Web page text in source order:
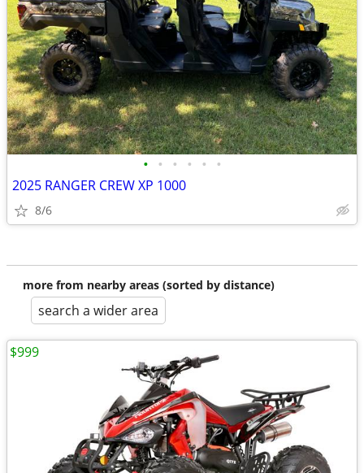
• • • • • •
2025 RANGER CREW XP 1000
8/6
more from nearby areas (sorted by distance)
search a wider area
$999